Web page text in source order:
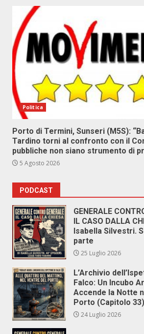
Politica
Porto di Termini, Sunseri (M5S):
Tardino torni al confronto con il
pubbliche non siano strumento di
5 Agosto 2026
PODCAST
GENERALE
IL CASO DALLA
Isabella Silvestri.
parte
25 Luglio 2026
L’Archivio
Falco: Un Incubo
Accende la Notte
Porto (Capitolo 33)
24 Luglio 2026